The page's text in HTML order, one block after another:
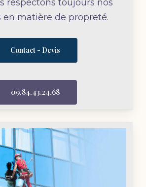
respectons toujours nos
matière de propreté.
Contact - Devis
09.84.43.24.68